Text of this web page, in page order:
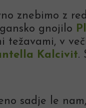
znebimo z
gnojilo
težavami, v
Kalcivit.
sadje le